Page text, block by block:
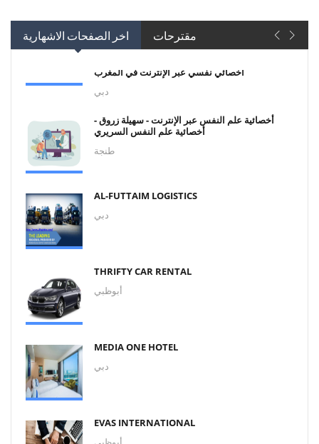
اخر الصفحات الاشهارية مقترحات
أخصائي نفسي عبر الإنترنت في المغرب
دبي
أخصائية علم النفس عبر الإنترنت - سهيلة زروق -
أخصائية علم النفس السريري
طنجة
AL-FUTTAIM LOGISTICS
دبي
THRIFTY CAR RENTAL
أبوظبي
MEDIA ONE HOTEL
دبي
EVAS INTERNATIONAL